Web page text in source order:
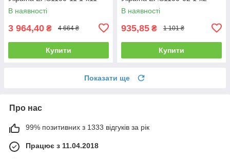
В наявності
3 964,40 ₴ 4 664 ₴
Купити
В наявності
935,85 ₴ 1 101 ₴
Купити
Показати ще
Про нас
99% позитивних з 1333 відгуків за рік
Працює з 11.04.2018